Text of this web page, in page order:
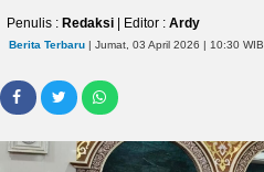
INTERNASIONAL
DUNIA
HEALTH
PROPERTY
Penulis : Redaksi | Editor : Ardy
Berita Terbaru | Jumat, 03 April 2026 | 10:30 WIB